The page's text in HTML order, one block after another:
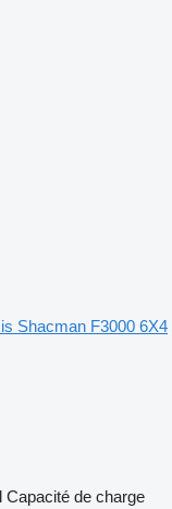
Shacman F3000 6X4
Capacité de charge